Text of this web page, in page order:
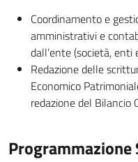
Coordinamento e
amministrativi e
dall’ente (società, enti
Redazione delle
Economico
redazione del Bilancio